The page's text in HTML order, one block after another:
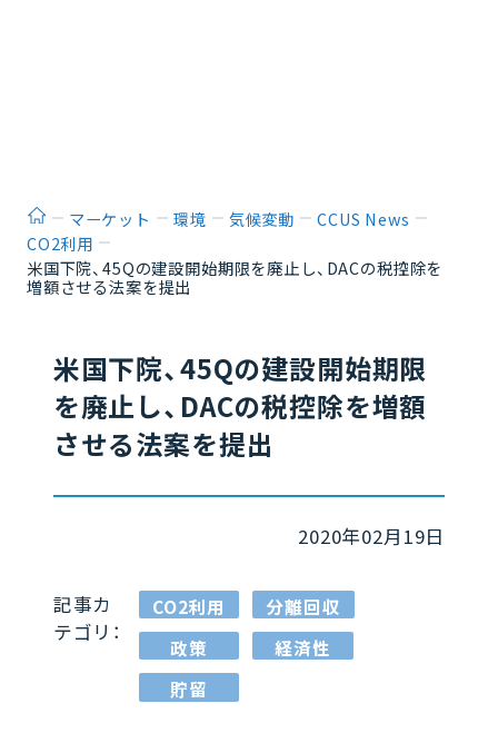
ホームマーケット 環境 気候変動
CCUS News
CO2利用
米国下院、45Qの建設開始期限を廃止し、DACの税控除を
増額させる法案を提出
米国下院、45Qの建設開始期限
を廃止し、DACの税控除を増額
させる法案を提出
2020年02月19日
記事カ
テゴリ：
CO2利用
分離回収
政策
経済性
貯留